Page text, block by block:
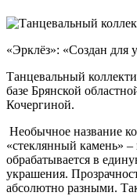
«Эрклёз»: «Создан для
Танцевальный
базе Брянской
Кочергиной.
Необычное название
«стеклянный камень» –
обрабатывается в
украшения.
абсолютно разными.